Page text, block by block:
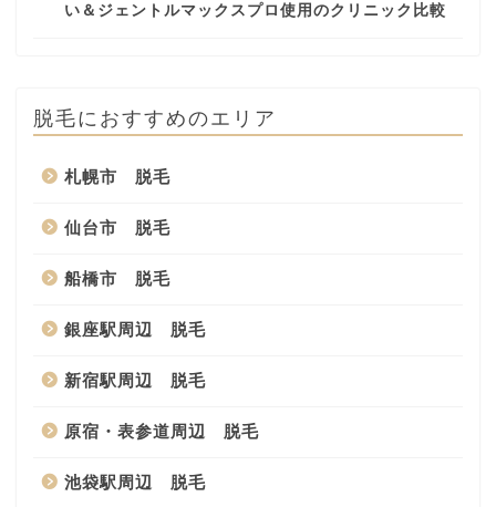
い＆ジェントルマックスプロ使用のクリニック比較
脱毛におすすめのエリア
札幌市 脱毛
仙台市 脱毛
船橋市 脱毛
銀座駅周辺 脱毛
新宿駅周辺 脱毛
原宿・表参道周辺 脱毛
池袋駅周辺 脱毛